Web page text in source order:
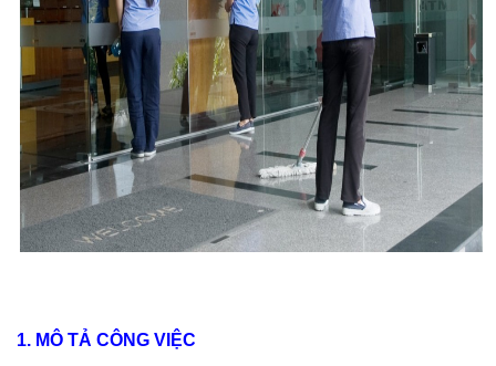
1. MÔ TẢ CÔNG VIỆC